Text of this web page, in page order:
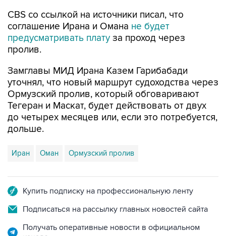
CBS со ссылкой на источники писал, что
соглашение Ирана и Омана не будет
предусматривать плату за проход через
пролив.
Замглавы МИД Ирана Казем Гарибабади
уточнял, что новый маршрут судоходства через
Ормузский пролив, который обговаривают
Тегеран и Маскат, будет действовать от двух
до четырех месяцев или, если это потребуется,
дольше.
Иран Оман Ормузский пролив
Купить подписку на профессиональную ленту
Подписаться на рассылку главных новостей сайта
Получать оперативные новости в официальном